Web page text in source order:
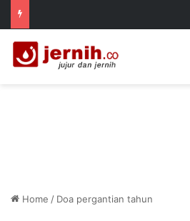
Home / Doa pergantian tahun